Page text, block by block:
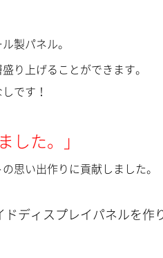
製パネル。
り上げることができます。
です！
した。」
思い出作りに貢献しました。
ディスプレイパネルを作